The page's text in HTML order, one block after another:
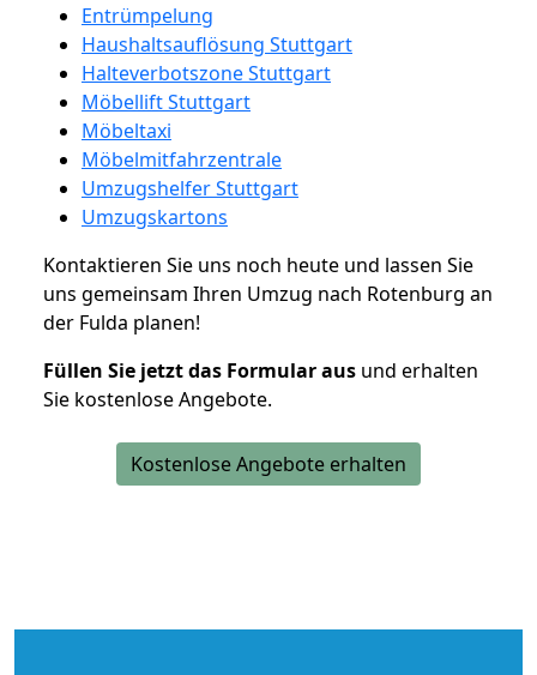
Entrümpelung
Haushaltsauflösung Stuttgart
Halteverbotszone Stuttgart
Möbellift Stuttgart
Möbeltaxi
Möbelmitfahrzentrale
Umzugshelfer Stuttgart
Umzugskartons
Kontaktieren Sie uns noch heute und lassen Sie
uns gemeinsam Ihren Umzug nach Rotenburg an
der Fulda planen!
Füllen Sie jetzt das Formular aus und erhalten
Sie kostenlose Angebote.
Kostenlose Angebote erhalten